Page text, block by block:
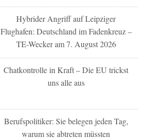
Hybrider Angriff auf Leipziger
Flughafen: Deutschland im Fadenkreuz –
TE-Wecker am 7. August 2026
Chatkontrolle in Kraft – Die EU trickst
uns alle aus
Berufspolitiker: Sie belegen jeden Tag,
warum sie abtreten müssten